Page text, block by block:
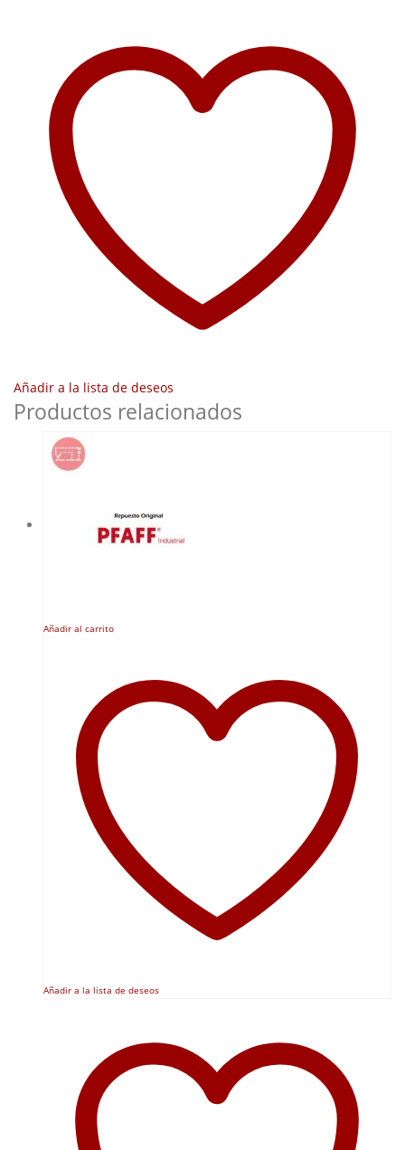
Añadir a la lista de deseos
Productos relacionados
Añadir al carrito
Añadir a la lista de deseos